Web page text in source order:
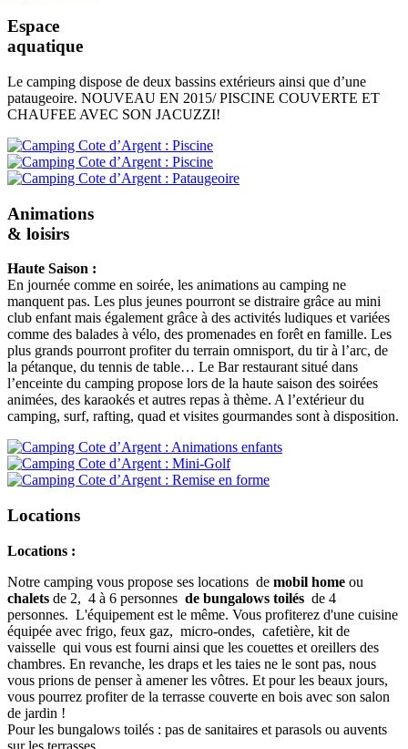
Espace
aquatique
Le camping dispose de deux bassins extérieurs ainsi que d’une
pataugeoire. NOUVEAU EN 2015/ PISCINE COUVERTE ET
CHAUFEE AVEC SON JACUZZI!
Animations
& loisirs
Haute Saison :
En journée comme en soirée, les animations au camping ne
manquent pas. Les plus jeunes pourront se distraire grâce au mini
club enfant mais également grâce à des activités ludiques et variées
comme des balades à vélo, des promenades en forêt en famille. Les
plus grands pourront profiter du terrain omnisport, du tir à l’arc, de
la pétanque, du tennis de table… Le Bar restaurant situé dans
l’enceinte du camping propose lors de la haute saison des soirées
animées, des karaokés et autres repas à thème. A l’extérieur du
camping, surf, rafting, quad et visites gourmandes sont à disposition.
Locations
Locations :
Notre camping vous propose ses locations de mobil home ou
chalets de 2, 4 à 6 personnes de bungalows toilés de 4
personnes. L'équipement est le même. Vous profiterez d'une cuisine
équipée avec frigo, feux gaz, micro-ondes, cafetière, kit de
vaisselle qui vous est fourni ainsi que les couettes et oreillers des
chambres. En revanche, les draps et les taies ne le sont pas, nous
vous prions de penser à amener les vôtres. Et pour les beaux jours,
vous pourrez profiter de la terrasse couverte en bois avec son salon
de jardin !
Pour les bungalows toilés : pas de sanitaires et parasols ou auvents
sur les terrasses